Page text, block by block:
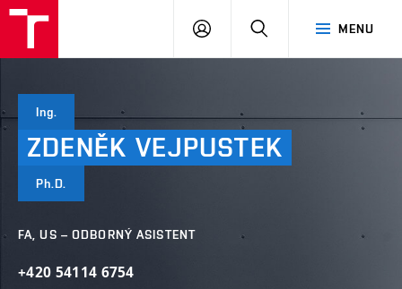
MENU
PŘIHLÁSIT
Ing.
ZDENĚK VEJPUSTEK
Ph.D.
FA, US – ODBORNÝ ASISTENT
+420 54114 6754